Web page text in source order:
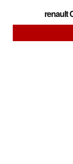
renault